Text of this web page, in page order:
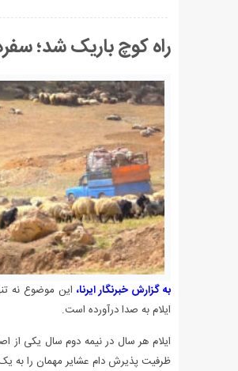
راه کوچ باریک شد؛
به گزارش خبرنگار ایرنا، این موضوع نه‌
ایلام به صدا درآورده است.
ایلام هر سال در نیمه دوم سال یکی از
ظرفیت پذیرش دام عشایر مهمان را به